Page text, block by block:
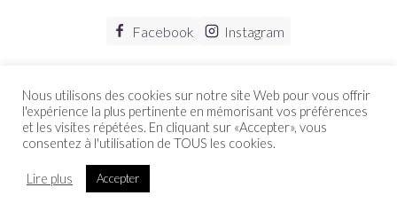
Facebook Instagram
06 17 997 997
Villiers sur Marne
© 2026 Dy Créations COUTURE
Nous utilisons des cookies sur notre site Web pour vous offrir
l'expérience la plus pertinente en mémorisant vos préférences
et les visites répétées. En cliquant sur «Accepter», vous
consentez à l'utilisation de TOUS les cookies.
Lire plus Accepter